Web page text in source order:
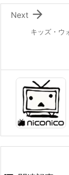
キッズ・ウ

Next